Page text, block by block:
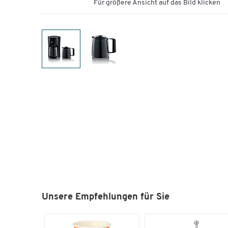
Für größere Ansicht auf das Bild klicken
Unsere Empfehlungen für Sie